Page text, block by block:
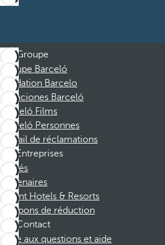
Groupe
Groupe Barceló
Fondation Barcelo
Vacaciones Barceló
Barceló Films
Barceló Personnes
Portail de réclamations
Entreprises
Affiliés
Partenaires
Dorint Hotels & Resorts
Coupons de réduction
Contact
Foire aux questions et aide